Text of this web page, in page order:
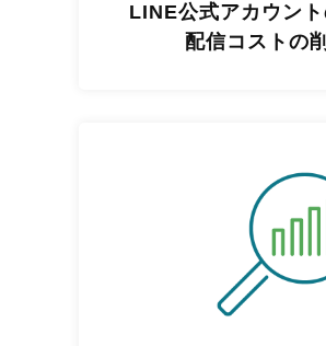
LINE公式アカウン
配信コストの